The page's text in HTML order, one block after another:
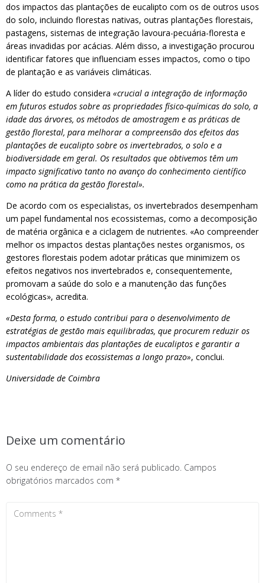
dos impactos das plantações de eucalipto com os de outros usos
do solo, incluindo florestas nativas, outras plantações florestais,
pastagens, sistemas de integração lavoura-pecuária-floresta e
áreas invadidas por acácias. Além disso, a investigação procurou
identificar fatores que influenciam esses impactos, como o tipo
de plantação e as variáveis climáticas.
A líder do estudo considera «crucial a integração de informação
em futuros estudos sobre as propriedades físico-químicas do solo, a
idade das árvores, os métodos de amostragem e as práticas de
gestão florestal, para melhorar a compreensão dos efeitos das
plantações de eucalipto sobre os invertebrados, o solo e a
biodiversidade em geral. Os resultados que obtivemos têm um
impacto significativo tanto no avanço do conhecimento científico
como na prática da gestão florestal».
De acordo com os especialistas, os invertebrados desempenham
um papel fundamental nos ecossistemas, como a decomposição
de matéria orgânica e a ciclagem de nutrientes. «Ao compreender
melhor os impactos destas plantações nestes organismos, os
gestores florestais podem adotar práticas que minimizem os
efeitos negativos nos invertebrados e, consequentemente,
promovam a saúde do solo e a manutenção das funções
ecológicas», acredita.
«Desta forma, o estudo contribui para o desenvolvimento de
estratégias de gestão mais equilibradas, que procurem reduzir os
impactos ambientais das plantações de eucaliptos e garantir a
sustentabilidade dos ecossistemas a longo prazo», conclui.
Universidade de Coimbra
Deixe um comentário
O seu endereço de email não será publicado. Campos
obrigatórios marcados com *